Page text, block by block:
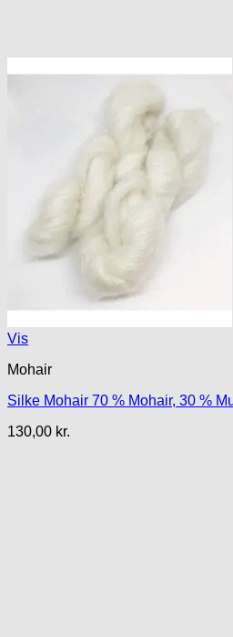
Vis
Mohair
Silke Mohair 70 % Mohair, 30 %
130,00 kr.